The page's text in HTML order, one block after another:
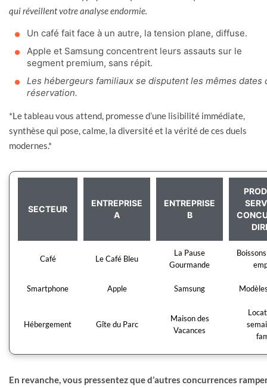
qui réveillent votre analyse endormie.
Un café fait face à un autre, la tension plane, diffuse.
Apple et Samsung concentrent leurs assauts sur le
segment premium, sans répit.
Les hébergeurs familiaux se disputent les mêmes dates
réservation.
*Le tableau vous attend, promesse d’une lisibilité immédiate,
synthèse qui pose, calme, la diversité et la vérité de ces duels
modernes.*
SECTEUR
ENTREPRISE
A
ENTREPRISE
B
Café Le Café Bleu
La Pause
Gourmande
Smartphone Apple Samsung
Hébergement Gîte du Parc
Maison des
Vacances
En revanche, vous pressentez que d’autres concurrences